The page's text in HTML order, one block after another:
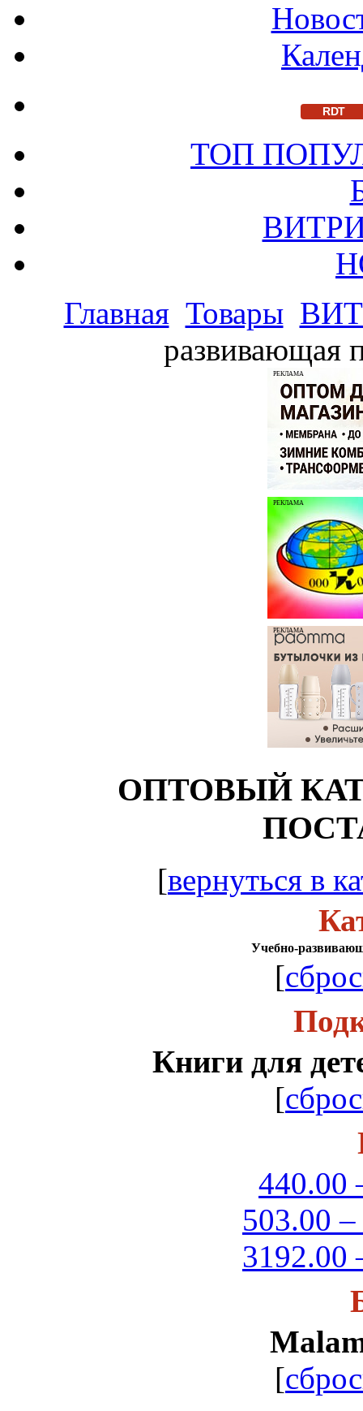
RDT
ТОП
Главная Товары
развивающая
РЕКЛАМА
РЕКЛАМА
РЕКЛАМА
ОПТОВЫЙ
[вернуться в
Учебно-
[
Книги для
[
440.00
503.00
3192.00
[